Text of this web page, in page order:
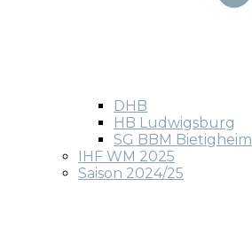
DHB
HB Ludwigsburg
SG BBM Bietigheim
IHF WM 2025
Saison 2024/25